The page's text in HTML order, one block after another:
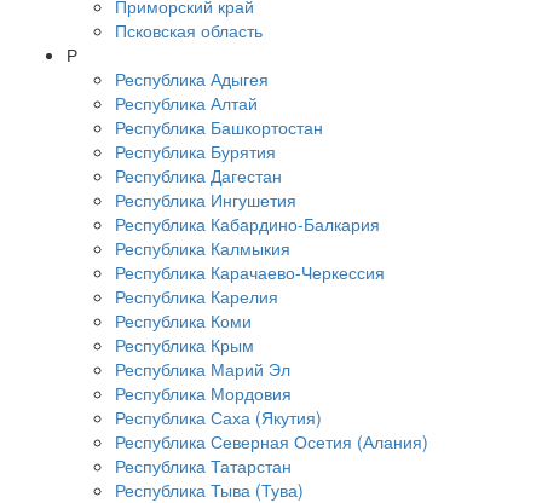
Приморский край
Псковская область
Р
Республика Адыгея
Республика Алтай
Республика Башкортостан
Республика Бурятия
Республика Дагестан
Республика Ингушетия
Республика Кабардино-Балкария
Республика Калмыкия
Республика Карачаево-Черкессия
Республика Карелия
Республика Коми
Республика Крым
Республика Марий Эл
Республика Мордовия
Республика Саха (Якутия)
Республика Северная Осетия (Алания)
Республика Татарстан
Республика Тыва (Тува)